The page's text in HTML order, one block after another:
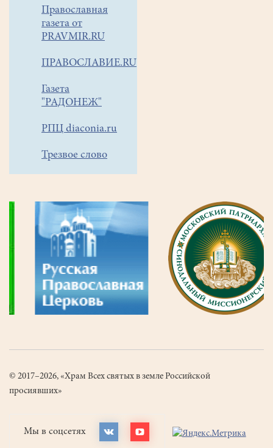
Православная
газета от
PRAVMIR.RU
ПРАВОСЛАВИЕ.RU
Газета
"РАДОНЕЖ"
РПЦ diaconia.ru
Трезвое слово
© 2017–2026, «Храм Всех святых в земле Российской
просиявших»
Мы в соцсетях